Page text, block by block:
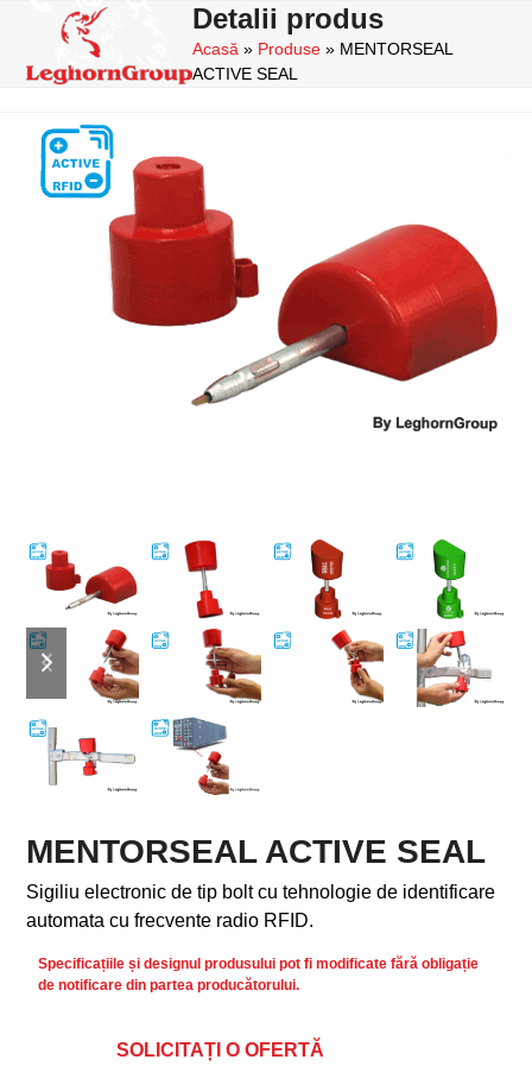
content
Open
mobile
Close
mobile
Detalii produs
Acasă » Produse » MENTORSEAL
ACTIVE SEAL
previous
slide
next
slide
MENTORSEAL ACTIVE SEAL
Sigiliu electronic de tip bolt cu tehnologie de identificare
automata cu frecvente radio RFID.
Specificațiile și designul produsului pot fi modificate fără obligație
de notificare din partea producătorului.
SOLICITAȚI O OFERTĂ